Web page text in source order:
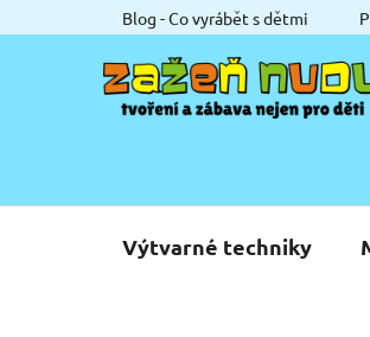
na
Blog - Co vyrábět s dětmi
Výtvarné techniky